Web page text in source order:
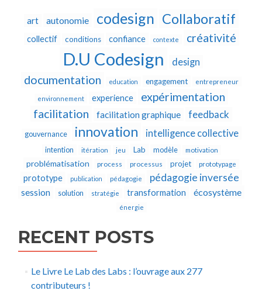
art autonomie codesign Collaboratif
collectif conditions confiance contexte créativité
D.U Codesign design
documentation education engagement entrepreneur
environnement experience
expérimentation
facilitation
facilitation graphique feedback
gouvernance innovation intelligence collective
intention itération jeu Lab modèle motivation
problématisation process processus projet prototypage
prototype publication pédagogie pédagogie inversée
session solution stratégie transformation écosystème
énergie
RECENT POSTS
Le Livre Le Lab des Labs : l’ouvrage aux 277
contributeurs !